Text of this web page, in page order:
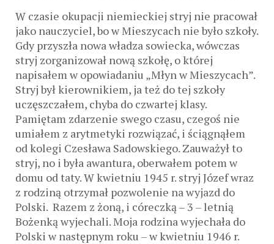
W czasie okupacji niemieckiej stryj nie pracował
jako nauczyciel, bo w Mieszycach nie było szkoły.
Gdy przyszła nowa władza sowiecka, wówczas
stryj zorganizował nową szkołę, o której
napisałem w opowiadaniu „Młyn w Mieszycach”.
Stryj był kierownikiem, ja też do tej szkoły
uczęszczałem, chyba do czwartej klasy.
Pamiętam zdarzenie swego czasu, czegoś nie
umiałem z arytmetyki rozwiązać, i ściągnąłem
od kolegi Czesława Sadowskiego. Zauważył to
stryj, no i była awantura, oberwałem potem w
domu od taty. W kwietniu 1945 r. stryj Józef wraz
z rodziną otrzymał pozwolenie na wyjazd do
Polski. Razem z żoną, i córeczką – 3 – letnią
Bożenką wyjechali. Moja rodzina wyjechała do
Polski w następnym roku – w kwietniu 1946 r.